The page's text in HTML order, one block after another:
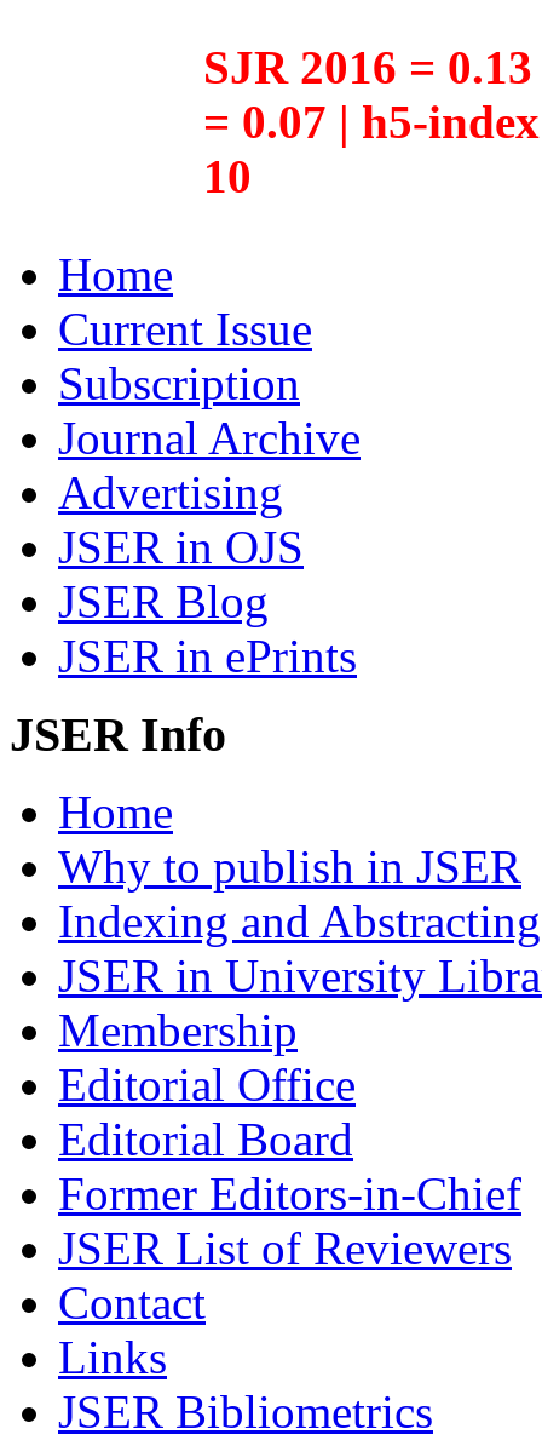
SJR 2016 =
= 0.07 | h5-
10
Home
Current Issue
Subscription
Journal Archive
Advertising
JSER in OJS
JSER Blog
JSER in ePrints
JSER Info
Home
Why to publish in JSER
Indexing and Abstracting
JSER in University
Membership
Editorial Office
Editorial Board
Former Editors-in-Chief
JSER List of Reviewers
Contact
Links
JSER Bibliometrics